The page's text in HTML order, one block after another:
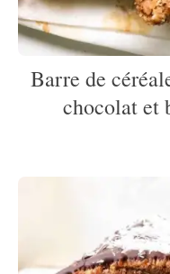
Barre de
chocolat et